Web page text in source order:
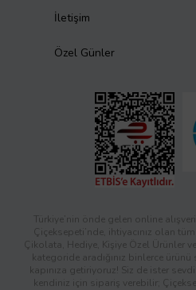
İletişim
Özel Günler
Türkiye’nin önde gelen online
Çiçeksepeti’nde, ihtiyacınız olan
Çikolata, Hediye, Kişiye Özel Ürünler
kategoride aradığınız binlerce
kapınıza getiriyoruz! Siz de ister
kendiniz için sipariş verebilir;